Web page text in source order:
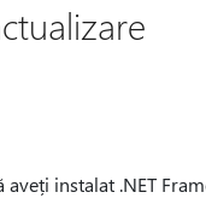
instalat .NET